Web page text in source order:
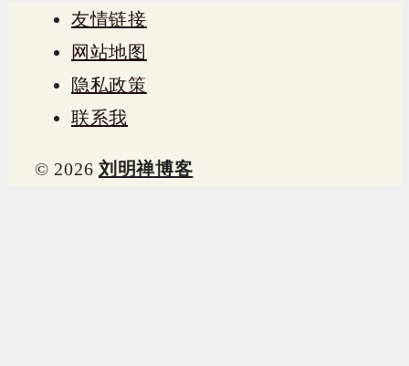
友情链接
网站地图
隐私政策
联系我
© 2026 刘明禅博客